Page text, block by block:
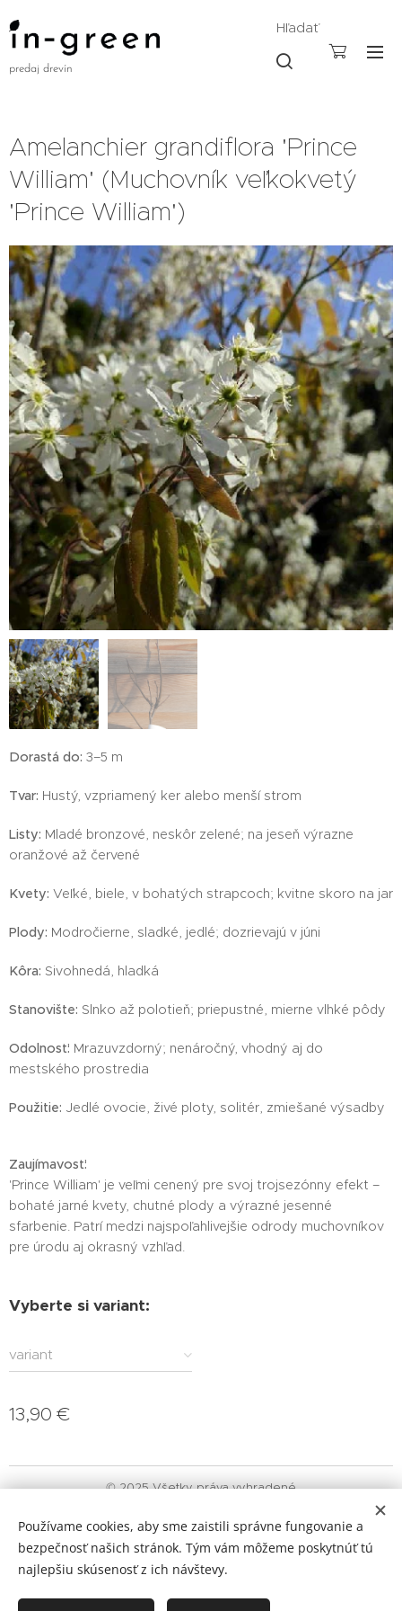
predaj drevín
Hľadať
Amelanchier grandiflora 'Prince
William' (Muchovník veľkokvetý
'Prince William')
Dorastá do: 3–5 m
Tvar: Hustý, vzpriamený ker alebo menší strom
Listy: Mladé bronzové, neskôr zelené; na jeseň výrazne
oranžové až červené
Kvety: Veľké, biele, v bohatých strapcoch; kvitne skoro na jar
Plody: Modročierne, sladké, jedlé; dozrievajú v júni
Kôra: Sivohnedá, hladká
Stanovište: Slnko až polotieň; priepustné, mierne vlhké pôdy
Odolnosť: Mrazuvzdorný; nenáročný, vhodný aj do
mestského prostredia
Použitie: Jedlé ovocie, živé ploty, solitér, zmiešané výsadby
Zaujímavosť:
'Prince William' je veľmi cenený pre svoj trojsezónny efekt –
bohaté jarné kvety, chutné plody a výrazné jesenné
sfarbenie. Patrí medzi najspoľahlivejšie odrody muchovníkov
pre úrodu aj okrasný vzhľad.
Vyberte si variant:
variant
13,90 €
© 2025 Všetky práva vyhradené
Reklamačný
poriadok
Cookies
Používame cookies, aby sme zaistili správne fungovanie a
bezpečnosť našich stránok. Tým vám môžeme poskytnúť tú
najlepšiu skúsenosť z ich návštevy.